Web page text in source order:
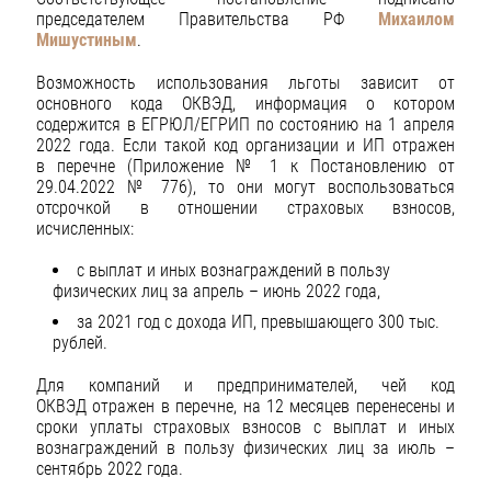
председателем Правительства РФ
Михаилом
Мишустиным.
Возможность использования льготы зависит от
основного кода ОКВЭД, информация о котором
содержится в ЕГРЮЛ/ЕГРИП по состоянию на 1 апреля
2022 года. Если такой код организации и ИП отражен
в перечне (Приложение № 1 к Постановлению от
29.04.2022 № 776), то они могут воспользоваться
отсрочкой в отношении страховых взносов,
исчисленных:
с выплат и иных вознаграждений в пользу
физических лиц за апрель – июнь 2022 года,
за 2021 год с дохода ИП, превышающего 300 тыс.
рублей.
Для компаний и предпринимателей, чей код
ОКВЭД отражен в перечне, на 12 месяцев перенесены и
сроки уплаты страховых взносов с выплат и иных
вознаграждений в пользу физических лиц за июль –
сентябрь 2022 года.